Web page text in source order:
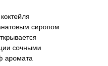
сиропом
сочными
аромата